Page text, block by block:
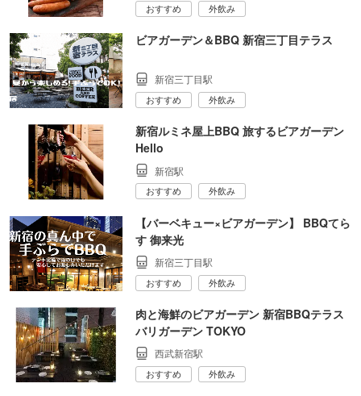
おすすめ 外飲み
ビアガーデン＆BBQ 新宿三丁目テラス
新宿三丁目駅
おすすめ 外飲み
新宿ルミネ屋上BBQ 旅するビアガーデン
Hello
新宿駅
おすすめ 外飲み
【バーベキュー×ビアガーデン】 BBQてら
す 御来光
新宿三丁目駅
おすすめ 外飲み
肉と海鮮のビアガーデン 新宿BBQテラス
バリガーデン TOKYO
西武新宿駅
おすすめ 外飲み